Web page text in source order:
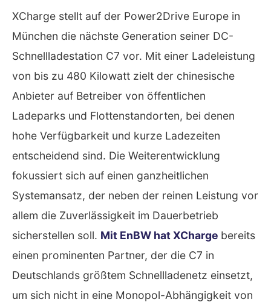
XCharge stellt auf der Power2Drive Europe in
München die nächste Generation seiner DC-
Schnellladestation C7 vor. Mit einer Ladeleistung
von bis zu 480 Kilowatt zielt der chinesische
Anbieter auf Betreiber von öffentlichen
Ladeparks und Flottenstandorten, bei denen
hohe Verfügbarkeit und kurze Ladezeiten
entscheidend sind. Die Weiterentwicklung
fokussiert sich auf einen ganzheitlichen
Systemansatz, der neben der reinen Leistung vor
allem die Zuverlässigkeit im Dauerbetrieb
sicherstellen soll. Mit EnBW hat XCharge bereits
einen prominenten Partner, der die C7 in
Deutschlands größtem Schnellladenetz einsetzt,
um sich nicht in eine Monopol-Abhängigkeit von